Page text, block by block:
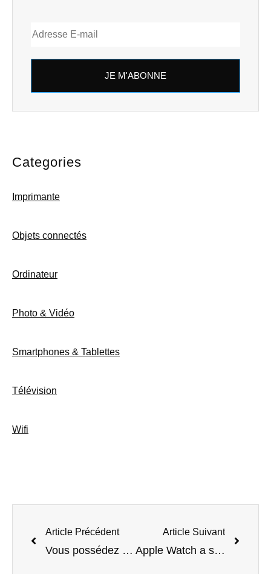
JE M'ABONNE
Categories
Imprimante
Objets connectés
Ordinateur
Photo & Vidéo
Smartphones & Tablettes
Télévision
Wifi
Article Précédent
Vous possédez un haut-parleur Bluetooth Anker Soundcore ? Arrêtez de l'utiliser
Article Suivant
Apple Watch a sauvé la vie d'une cardiologue enceinte – et la mienne